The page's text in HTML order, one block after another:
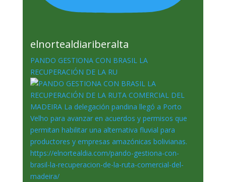
elnortealdiariberalta
PANDO GESTIONA CON BRASIL LA
RECUPERACIÓN DE LA RU